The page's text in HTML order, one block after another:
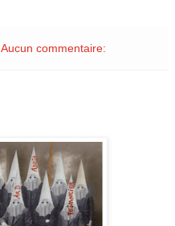
Aucun commentaire: